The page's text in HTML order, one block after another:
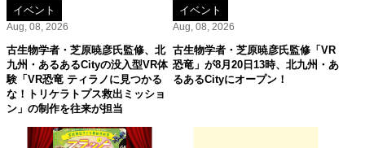
イベント
Aug, 08, 2026
古生物学者・芝原暁彦氏監修、北
九州・あるあるCityの没入型VR体
験「VR恐竜 ティラノに見つかる
な！トリケラトプス救出ミッショ
ン」の制作を往来が担当
イベント
Aug, 08, 2026
古生物学者・芝原暁彦氏監修「VR
恐竜」が8月20日13時、北九州・あ
るあるCityにオープン！